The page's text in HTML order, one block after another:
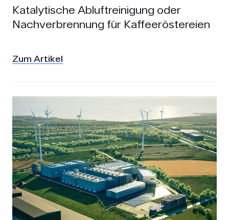
Katalytische Abluftreinigung oder
Nachverbrennung für Kaffeeröstereien
Zum Artikel